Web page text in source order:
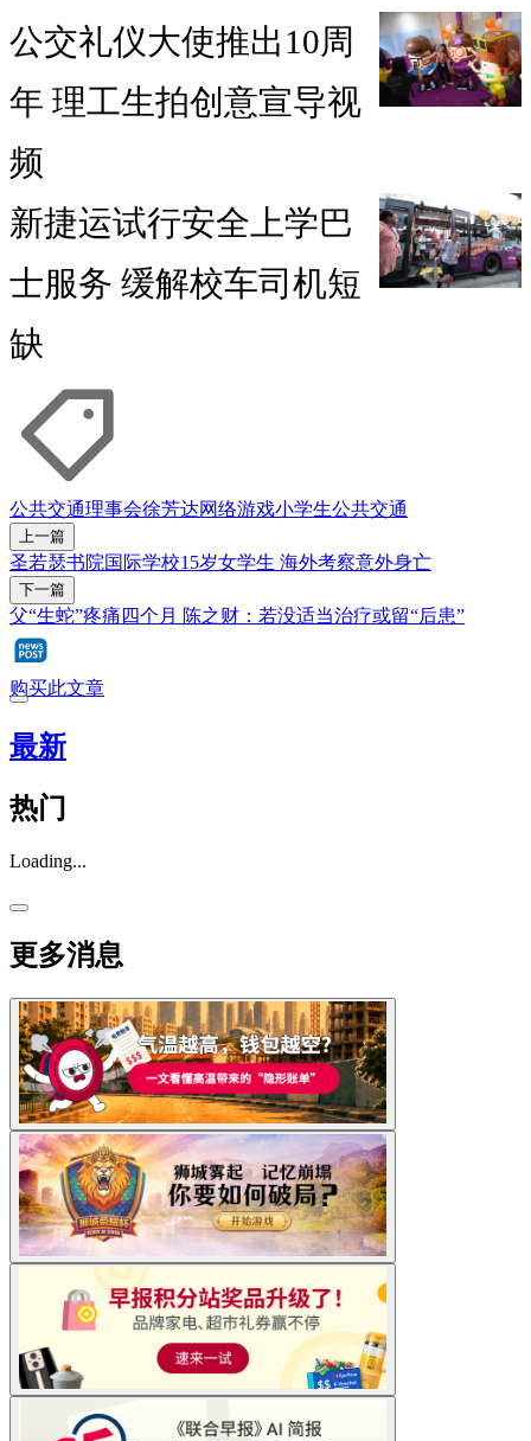
公交礼仪大使推出10周
年 理工生拍创意宣导视
频
新捷运试行安全上学巴
士服务 缓解校车司机短
缺
公共交通理事会徐芳达网络游戏小学生公共交通
上一篇
圣若瑟书院国际学校15岁女学生 海外考察意外身亡
下一篇
父“生蛇”疼痛四个月 陈之财：若没适当治疗或留“后患”
购买此文章
最新
热门
Loading...
更多消息